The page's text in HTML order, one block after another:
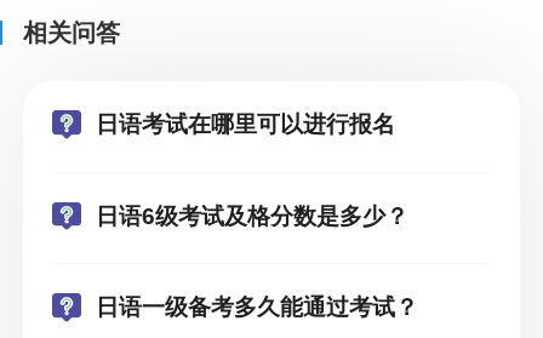
相关问答
日语考试在哪里可以进行报名
日语6级考试及格分数是多少？
日语一级备考多久能通过考试？